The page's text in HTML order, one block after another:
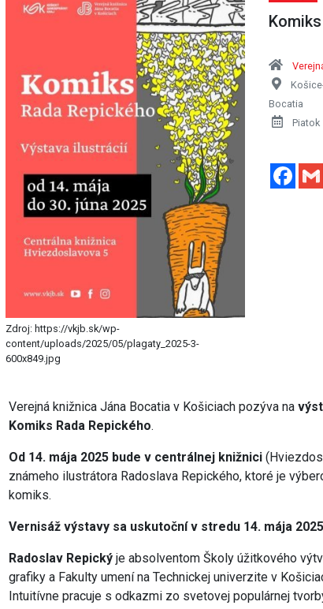
Zdroj: https://vkjb.sk/wp-
content/uploads/2025/05/plagaty_2025-3-
600x849.jpg
Bocatia
Piatok
Verejná knižnica Jána Bocatia v Košiciach pozýva na
Komiks Rada Repického.
Od 14. mája 2025 bude v centrálnej knižnici
známeho ilustrátora Radoslava Repického, ktoré je
komiks.
Vernisáž výstavy sa uskutoční v stredu 14. mája
Radoslav Repickýje absolventom Školy úžitkového
grafiky a Fakulty umení na Technickej univerzite v
Intuitívne pracuje s odkazmi zo svetovej populárnej